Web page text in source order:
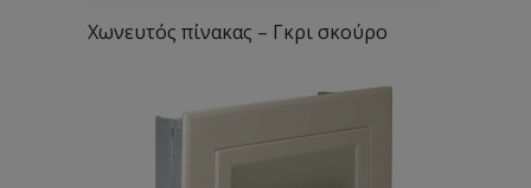
Χωνευτός πίνακας – Γκρι σκούρο